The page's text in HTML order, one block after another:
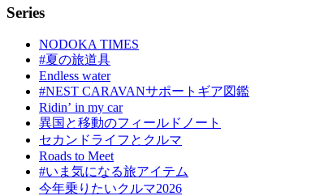
Series
NODOKA TIMES
#夏の旅道具
Endless water
#NEST CARAVANサポートギア図鑑
Ridinʼ in my car
異国と移動のフィールドノート
セカンドライフとクルマ
Roads to Meet
#いま気になる旅アイテム
今年乗りたいクルマ2026